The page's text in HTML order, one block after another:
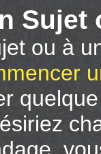
Sujet
ou à